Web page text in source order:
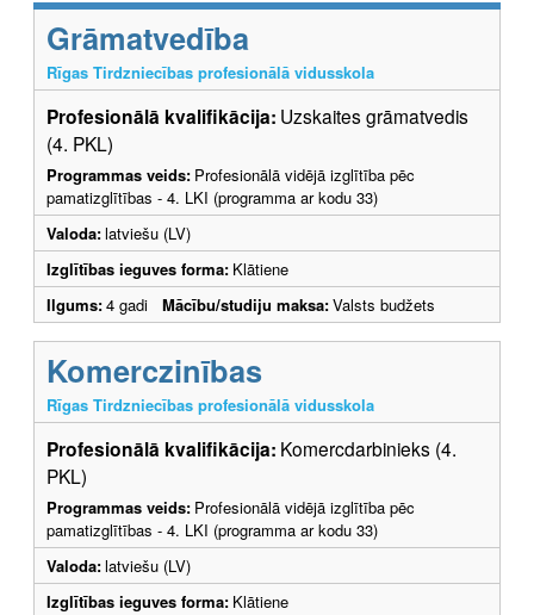
Grāmatvedība
Rīgas Tirdzniecības profesionālā vidusskola
Profesionālā kvalifikācija: Uzskaites grāmatvedis
(4. PKL)
Programmas veids: Profesionālā vidējā izglītība pēc
pamatizglītības - 4. LKI (programma ar kodu 33)
Valoda:latviešu (LV)
Izglītības ieguves forma: Klātiene
Ilgums:4 gadi Mācību/studiju maksa:Valsts budžets
Komerczinības
Rīgas Tirdzniecības profesionālā vidusskola
Profesionālā kvalifikācija: Komercdarbinieks (4.
PKL)
Programmas veids: Profesionālā vidējā izglītība pēc
pamatizglītības - 4. LKI (programma ar kodu 33)
Valoda:latviešu (LV)
Izglītības ieguves forma: Klātiene